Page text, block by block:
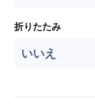
折りたたみ
いいえ